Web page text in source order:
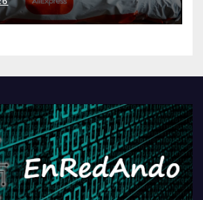
AEBetako AAren
behin
bideojoko